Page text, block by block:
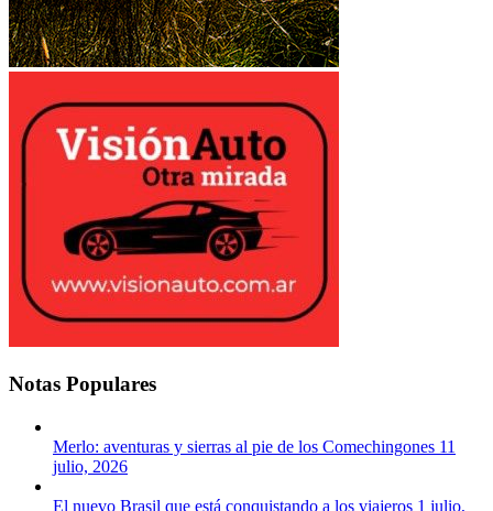
Notas Populares
Merlo: aventuras y sierras al pie de los Comechingones 11
julio, 2026
El nuevo Brasil que está conquistando a los viajeros 1 julio,